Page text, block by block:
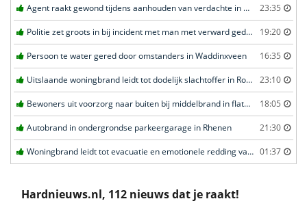
Agent raakt gewond tijdens aanhouden van verdachte in Amsterdam 23:35
Politie zet groots in bij incident met man met verward gedrag in Leeuwarden 19:20
Persoon te water gered door omstanders in Waddinxveen 16:35
Uitslaande woningbrand leidt tot dodelijk slachtoffer in Rotterdam 23:10
Bewoners uit voorzorg naar buiten bij middelbrand in flatwoning in Leeuwarden 18:05
Autobrand in ondergrondse parkeergarage in Rhenen 21:30
Woningbrand leidt tot evacuatie en emotionele redding van kat in Amsterdam 01:37
Hardnieuws.nl, 112 nieuws dat je raakt!